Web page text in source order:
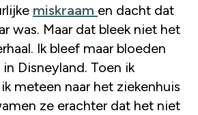
miskraam en dacht dat
was. Maar dat bleek niet het
Ik bleef maar bloeden
Disneyland. Toen ik
meteen naar het ziekenhuis
ze erachter dat het niet